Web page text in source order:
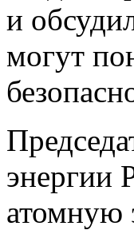
и
могут
энергии
атомную